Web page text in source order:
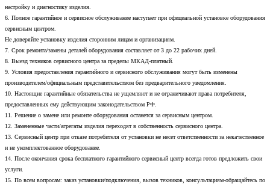
настройку и диагностику изделия.
6. Полное гарантийное и сервисное обслуживание наступает при официальной установке оборудования
сервисным центром.
Не доверяйте установку изделия сторонним лицам и организациям.
7. Срок ремонта/замены деталей оборудования составляет от 3 до 22 рабочих дней.
8. Выезд техников сервисного центра за пределы МКАД-платный.
9. Условия предоставления гарантийного и сервисного обслуживания могут быть изменены
производителем/официальным представительством без предварительного уведомления.
10. Настоящие гарантийные обязательства не ущемляют и не ограничивают права потребителя,
предоставленных ему действующим законодательством РФ.
11. Решение о замене или ремонте оборудования останется за сервисным центром.
12. Замененные части/агрегаты изделия переходят в собственность сервисного центра.
13. Сервисный центр при отказе потребителя от установки не несет ответственности за некачественное
и не укомплектованное оборудование.
14. После окончания срока бесплатного гарантийного сервисный центр всегда готов предложить свои
услуги.
15. По всем вопросам: заказ установки/подключения, вызов техников, консультациям-обращайтесь по